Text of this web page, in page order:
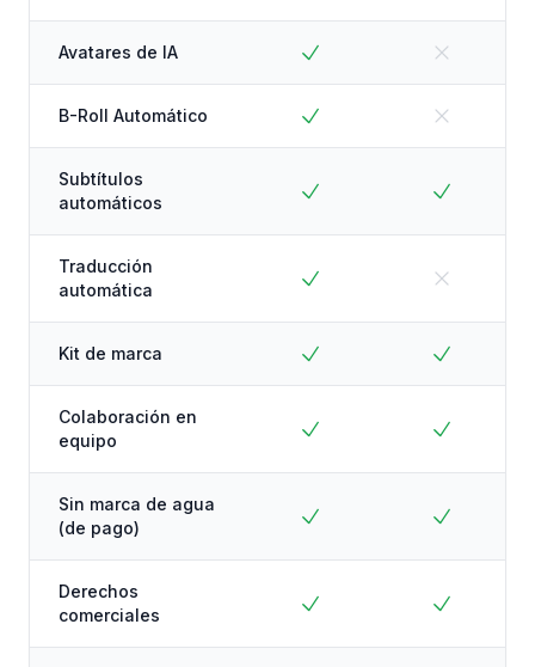
Avatares de IA
B-Roll Automático
Subtítulos
automáticos
Traducción
automática
Kit de marca
Colaboración en
equipo
Sin marca de agua
(de pago)
Derechos
comerciales